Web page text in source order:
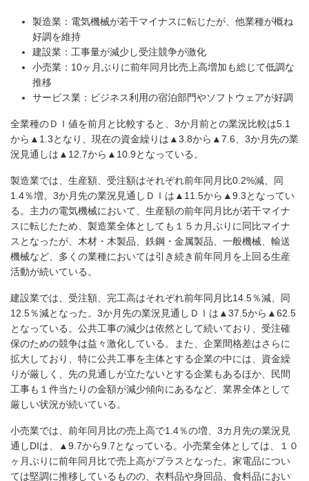
製造業：電気機械が若干マイナスに転じたが、他業種が概ね
好調を維持
建設業：工事量が減少し受注競争が激化
小売業：10ヶ月ぶりに前年同月比売上高増加も総じて低調な
推移
サービス業：ビジネス利用の宿泊部門やソフトウェアが好調
全業種のＤＩ値を前月と比較すると、3か月前との業況比較は5.1
から▲1.3となり、現在の資金繰りは▲3.8から▲7.6、3か月先の業
況見通しは▲12.7から▲10.9となっている。
製造業では、生産額、受注額はそれぞれ前年同月比0.2%減、同
1.4％増。3か月先の業況見通しＤＩは▲11.5から▲9.3となってい
る。主力の電気機械において、生産額の前年同月比が若干マイナ
スに転じたため、製造業全体としても１５カ月ぶりに同比マイナ
スとなったが、木材・木製品、鉄鋼・金属製品、一般機械、輸送
機械など、多くの業種においては引き続き前年同月を上回る生産
活動が続いている。
建設業では、受注額、完工高はそれぞれ前年同月比14.5％減、同
12.5％減となった。3か月先の業況見通しＤＩは▲37.5から▲62.5
となっている。公共工事の減少は依然として続いており、受注確
保のための競争は益々激化している。また、企業間格差はさらに
拡大しており、特に公共工事を主体とする企業の中には、資金繰
りが厳しく、先の見通しが立たないとする企業もあるほか、民間
工事も１件当たりの金額が減少傾向にあるなど、業界全体として
厳しい状況が続いている。
小売業では、前年同月比の売上高で1.4％の増、3カ月先の業況見
通しDIは、▲9.7から9.7となっている。小売業全体としては、１０
ヶ月ぶりに前年同月比で売上高がプラスとなった。家電品につい
ては堅調に推移しているものの、衣料品や身回品、食料品におい